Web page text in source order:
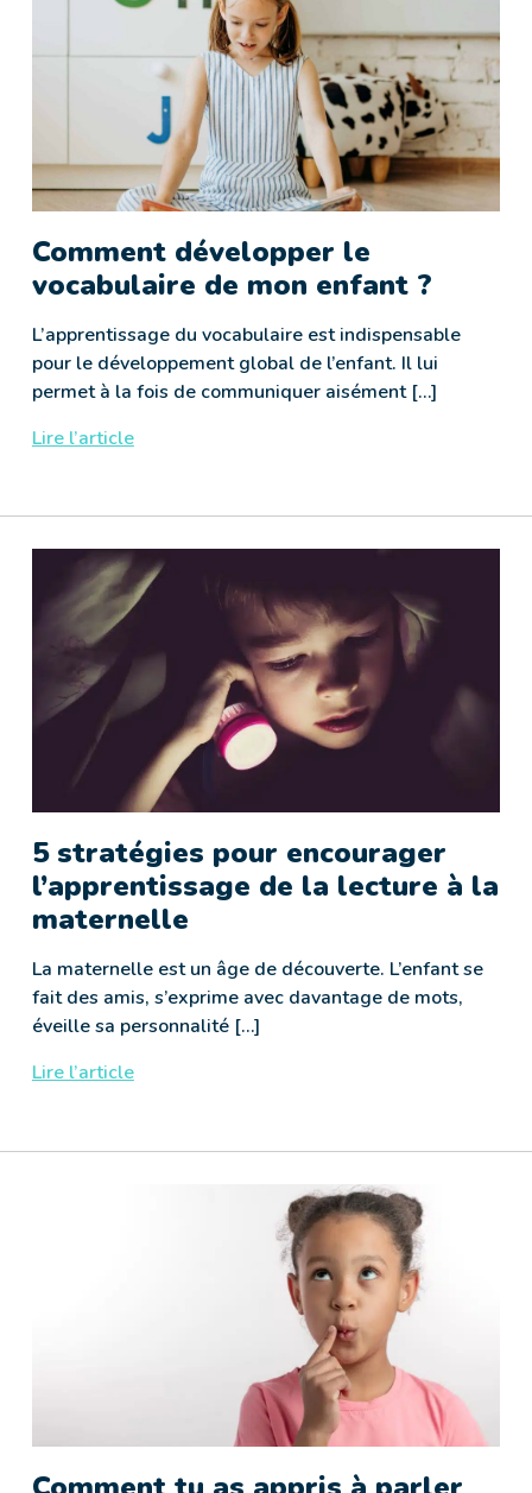
Comment développer le
vocabulaire de mon enfant ?
L’apprentissage du vocabulaire est indispensable
pour le développement global de l’enfant. Il lui
permet à la fois de communiquer aisément […]
Lire l’article
5 stratégies pour encourager
l’apprentissage de la lecture à la
maternelle
La maternelle est un âge de découverte. L’enfant se
fait des amis, s’exprime avec davantage de mots,
éveille sa personnalité […]
Lire l’article